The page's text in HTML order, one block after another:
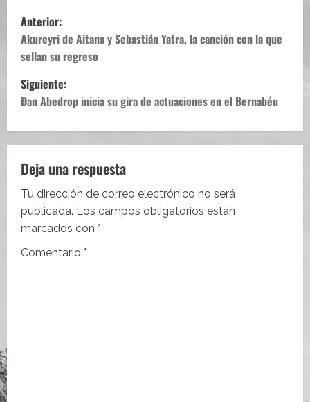
N
a
v
e
g
a
c
i
ó
Anterior:
Akureyri de Aitana y Sebastián Yatra, la canción con la que
sellan su regreso
Siguiente:
Dan Abedrop inicia su gira de actuaciones en el Bernabéu
Deja una respuesta
Tu dirección de correo electrónico no será
publicada. Los campos obligatorios están
marcados con *
Comentario *